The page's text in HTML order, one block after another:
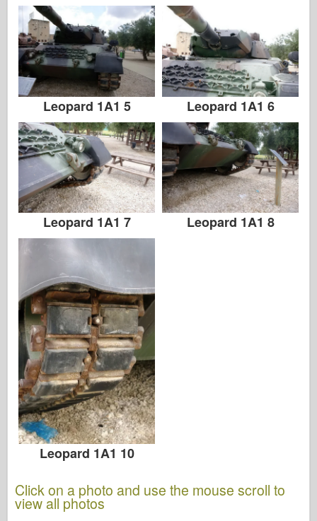
Leopard 1A1 5 Leopard 1A1 6
Leopard 1A1 7 Leopard 1A1 8
Leopard 1A1 10
Click on a photo and use the mouse scroll to
view all photos